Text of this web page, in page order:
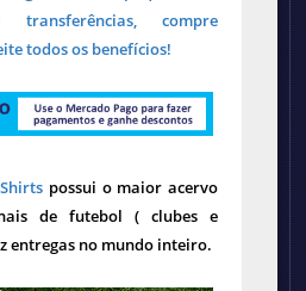
transferências, compre
todos os benefícios!
possui o maior acervo
de futebol ( clubes e
entregas no mundo inteiro.